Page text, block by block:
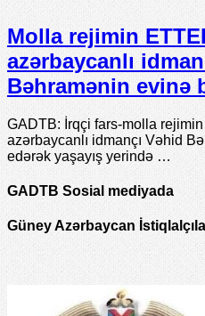
Molla rejimin
azərbaycanlı
Bəhramənin evinə
GADTB: İrqçi fars-molla
azərbaycanlı idmançı Vəhid
edərək yaşayış yerində …
GADTB Sosial mediyada
Güney Azərbaycan